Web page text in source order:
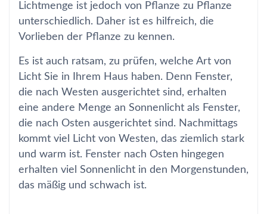
Lichtmenge ist jedoch von Pflanze zu Pflanze
unterschiedlich. Daher ist es hilfreich, die
Vorlieben der Pflanze zu kennen.
Es ist auch ratsam, zu prüfen, welche Art von
Licht Sie in Ihrem Haus haben. Denn Fenster,
die nach Westen ausgerichtet sind, erhalten
eine andere Menge an Sonnenlicht als Fenster,
die nach Osten ausgerichtet sind. Nachmittags
kommt viel Licht von Westen, das ziemlich stark
und warm ist. Fenster nach Osten hingegen
erhalten viel Sonnenlicht in den Morgenstunden,
das mäßig und schwach ist.